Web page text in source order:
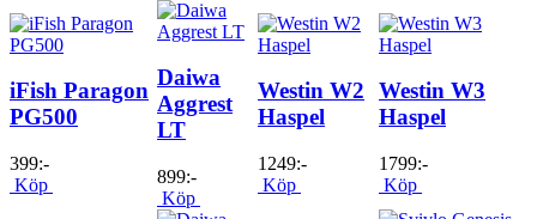
iFish Paragon
PG500
399:-
Köp
Daiwa
Aggrest
LT
899:-
Köp
Westin W2
Haspel
1249:-
Köp
Westin W3
Haspel
1799:-
Köp